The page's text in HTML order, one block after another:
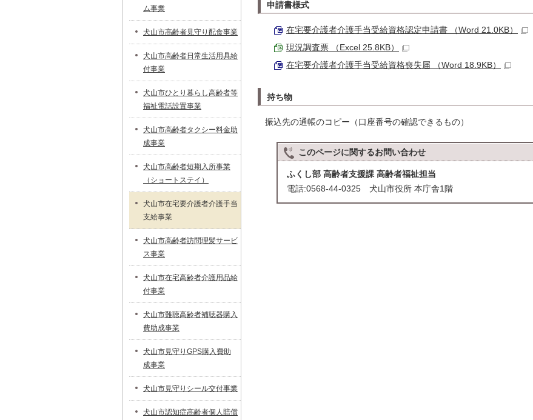
申請書様式
在宅要介護者介護手当受給資格認定申請書 （Word 21.0KB）
現況調査票 （Excel 25.8KB）
在宅要介護者介護手当受給資格喪失届 （Word 18.9KB）
持ち物
振込先の通帳のコピー（口座番号の確認できるもの）
このページに関するお問い合わせ
ふくし部 高齢者支援課 高齢者福祉担当
電話:0568-44-0325 犬山市役所 本庁舎1階
ム事業
犬山市高齢者見守り配食事業
犬山市高齢者日常生活用具給
付事業
犬山市ひとり暮らし高齢者等
福祉電話設置事業
犬山市高齢者タクシー料金助
成事業
犬山市高齢者短期入所事業
（ショートステイ）
犬山市在宅要介護者介護手当
支給事業
犬山市高齢者訪問理髪サービ
ス事業
犬山市在宅高齢者介護用品給
付事業
犬山市難聴高齢者補聴器購入
費助成事業
犬山市見守りGPS購入費助
成事業
犬山市見守りシール交付事業
犬山市認知症高齢者個人賠償